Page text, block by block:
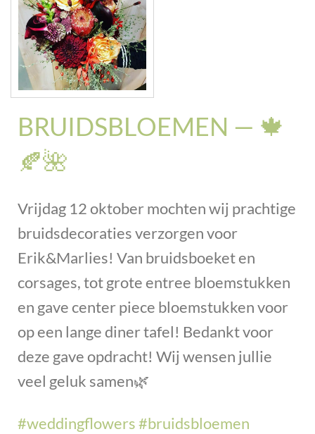
BRUIDSBLOEMEN — 🍁
🍂🌺
Vrijdag 12 oktober mochten wij prachtige
bruidsdecoraties verzorgen voor
Erik&Marlies! Van bruidsboeket en
corsages, tot grote entree bloemstukken
en gave center piece bloemstukken voor
op een lange diner tafel! Bedankt voor
deze gave opdracht! Wij wensen jullie
veel geluk samen🌿
#weddingflowers#bruidsbloemen